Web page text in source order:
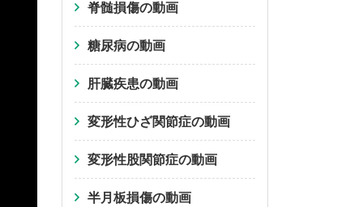
脊髄損傷の動画
糖尿病の動画
肝臓疾患の動画
変形性ひざ関節症の動画
変形性股関節症の動画
半月板損傷の動画